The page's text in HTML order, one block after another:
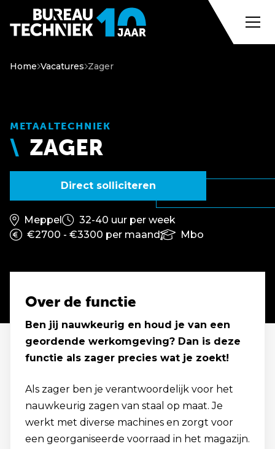
Home Vacatures Zager
METAALTECHNIEK
ZAGER
Direct solliciteren
Meppel
32-40 uur per week
€2700 - €3300 per maand
Mbo
Over de functie
Ben jij nauwkeurig en houd je van een
geordende werkomgeving? Dan is deze
functie als zager precies wat je zoekt!
Als zager ben je verantwoordelijk voor het
nauwkeurig zagen van staal op maat. Je
werkt met diverse machines en zorgt voor
een georganiseerde voorraad in het magazijn.